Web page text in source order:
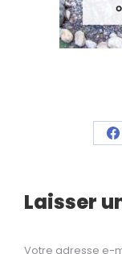
Laisser
Votre adresse e-